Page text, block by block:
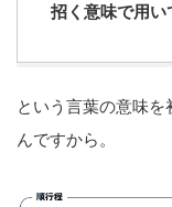
招く意味で用い
という言葉の意味
んですから。